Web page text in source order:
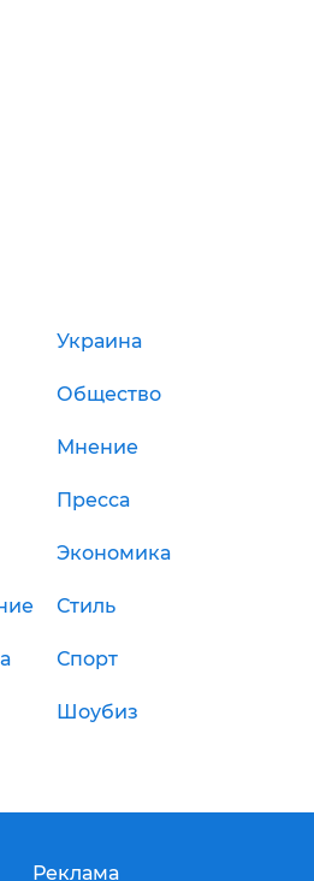
Украина
Общество
Мнение
Пресса
Экономика
Стиль
Спорт
Шоубиз
Реклама